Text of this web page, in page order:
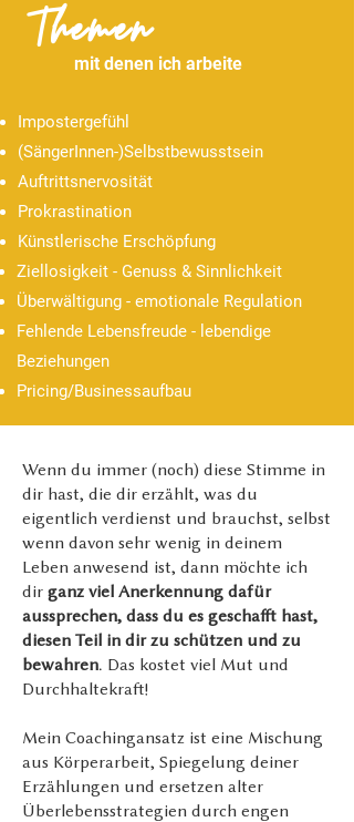
Themen
mit denen ich arbeite
Impostergefühl
(SängerInnen-)Selbstbewusstsein
Auftrittsnervosität
Prokrastination
Künstlerische Erschöpfung
Ziellosigkeit - Genuss & Sinnlichkeit
Überwältigung - emotionale Regulation
Fehlende Lebensfreude - lebendige
Beziehungen
Pricing/Businessaufbau
Wenn du immer (noch) diese Stimme in
dir hast, die dir erzählt, was du
eigentlich verdienst und brauchst, selbst
wenn davon sehr wenig in deinem
Leben anwesend ist, dann möchte ich
dir ganz viel Anerkennung dafür
aussprechen, dass du es geschafft hast,
diesen Teil in dir zu schützen und zu
bewahren. Das kostet viel Mut und
Durchhaltekraft!
Mein Coachingansatz ist eine Mischung
aus Körperarbeit, Spiegelung deiner
Erzählungen und ersetzen alter
Überlebensstrategien durch engen